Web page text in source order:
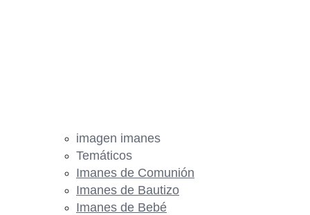
imagen imanes
Temáticos
Imanes de Comunión
Imanes de Bautizo
Imanes de Bebé